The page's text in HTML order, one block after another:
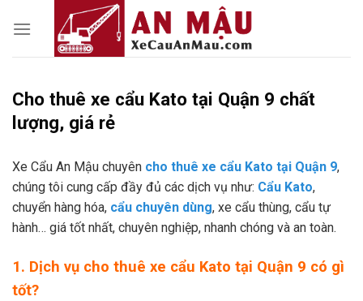
Cho thuê xe cẩu Kato tại Quận 9 chất
lượng, giá rẻ
Xe Cẩu An Mậu chuyên cho thuê xe cẩu Kato tại Quận 9,
chúng tôi cung cấp đầy đủ các dịch vụ như: Cẩu Kato,
chuyển hàng hóa, cẩu chuyên dùng, xe cẩu thùng, cẩu tự
hành… giá tốt nhất, chuyên nghiệp, nhanh chóng và an toàn.
1. Dịch vụ cho thuê xe cẩu Kato tại Quận 9 có gì
tốt?